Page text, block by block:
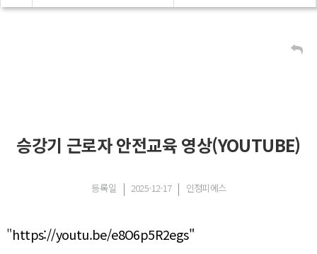
승강기 근로자 안전교육 영상(YOUTUBE)
등록일 2025-12-17 인정피에스
"https://youtu.be/e8O6p5R2egs"